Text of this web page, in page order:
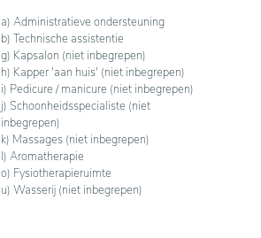
a) Administratieve ondersteuning
b) Technische assistentie
g) Kapsalon (niet inbegrepen)
h) Kapper 'aan huis' (niet inbegrepen)
i) Pedicure / manicure (niet inbegrepen)
j) Schoonheidsspecialiste (niet
inbegrepen)
k) Massages (niet inbegrepen)
l) Aromatherapie
o) Fysiotherapieruimte
u) Wasserij (niet inbegrepen)